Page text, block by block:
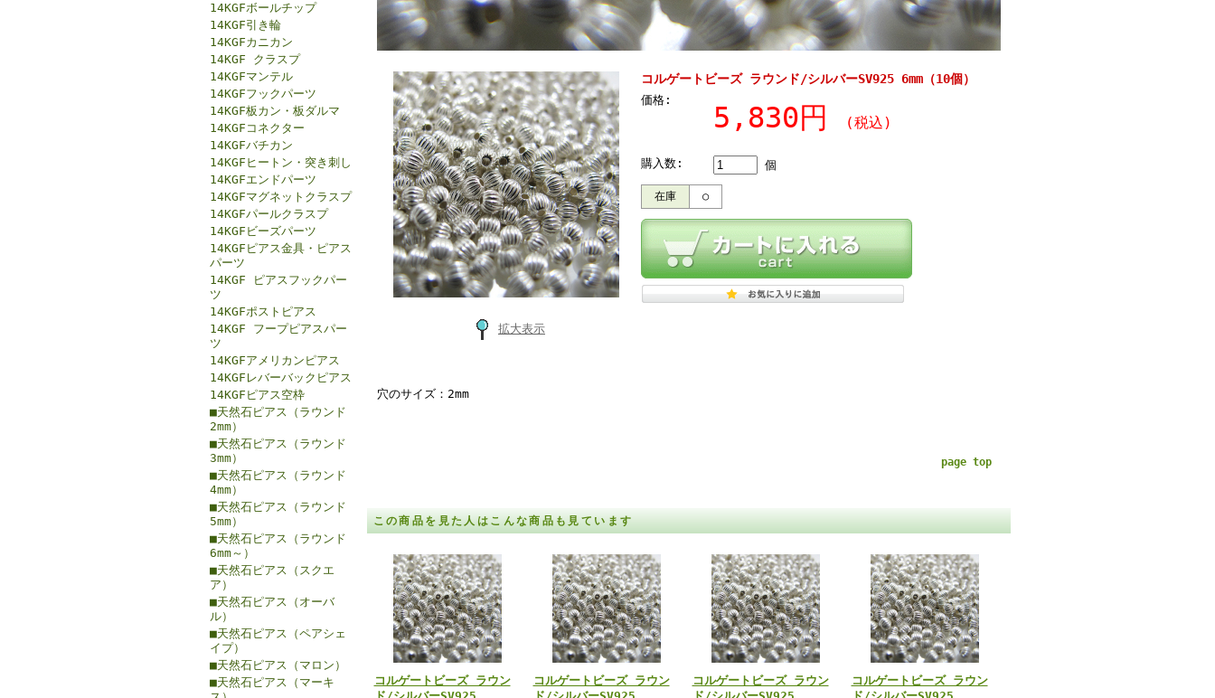
14KGFボールチップ
14KGF引き輪
14KGFカニカン
14KGF クラスプ
14KGFマンテル
14KGFフックパーツ
14KGF板カン・板ダルマ
14KGFコネクター
14KGFバチカン
14KGFヒートン・突き刺し
14KGFエンドパーツ
14KGFマグネットクラスプ
14KGFパールクラスプ
14KGFビーズパーツ
14KGFピアス金具・ピアス
パーツ
14KGF ピアスフックパー
ツ
14KGFポストピアス
14KGF フープピアスパー
ツ
14KGFアメリカンピアス
14KGFレバーバックピアス
14KGFピアス空枠
■天然石ピアス（ラウンド
2mm）
■天然石ピアス（ラウンド
3mm）
■天然石ピアス（ラウンド
4mm）
■天然石ピアス（ラウンド
5mm）
■天然石ピアス（ラウンド
6mm～）
■天然石ピアス（スクエ
ア）
■天然石ピアス（オーバ
ル）
■天然石ピアス（ペアシェ
イプ）
■天然石ピアス（マロン）
■天然石ピアス（マーキ
拡大表示
コルゲートビーズ ラウンド/シルバーSV925 6mm（10個）
価格:
5,830円 (税込)
購入数: 個
在庫 ○
穴のサイズ：2mm
page top
この商品を見た人はこんな商品も見ています
コルゲートビーズ ラウン
コルゲートビーズ ラウン
コルゲートビーズ ラウン
コルゲートビーズ ラウン